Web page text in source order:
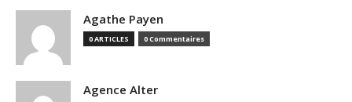
Agathe Payen
0 ARTICLES 0 Commentaires
Agence Alter